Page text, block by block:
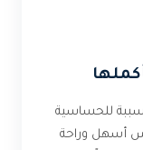
للحساسية
أسهل وراحة